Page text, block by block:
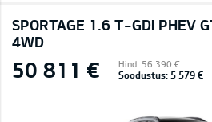
SPORTAGE 1.6 T-GDI PHEV
4WD
50 811 € Hind: 56 390 €
Soodustus: 5 579 €